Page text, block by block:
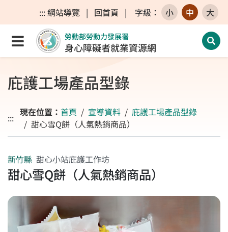
跳至主要內容區
跳至主要選單
跳至網站搜尋
:::網站導覽 | 回首頁 | 字級 ： 小 中 大
點選開啟選單
勞動部勞動力發展署
身心障礙者就業資源網 開
庇護工場產品型錄
::: 現在位置： 首頁 宣導資料
庇護工場產品型錄
甜心雪Q餅（人氣熱銷商品）
新竹縣 甜心小站庇護工作坊
甜心雪Q餅（人氣熱銷商品）